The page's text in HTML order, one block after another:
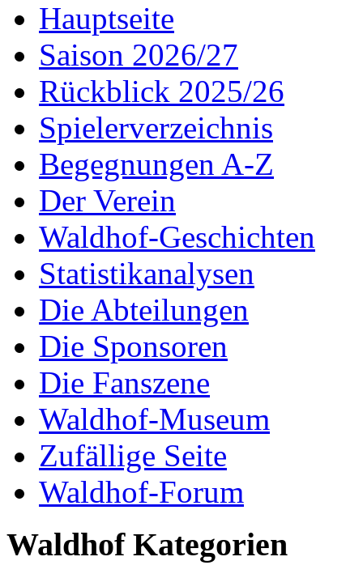
Hauptseite
Saison 2026/27
Rückblick 2025/26
Spielerverzeichnis
Begegnungen A-Z
Der Verein
Waldhof-Geschichten
Statistikanalysen
Die Abteilungen
Die Sponsoren
Die Fanszene
Waldhof-Museum
Zufällige Seite
Waldhof-Forum
Waldhof Kategorien